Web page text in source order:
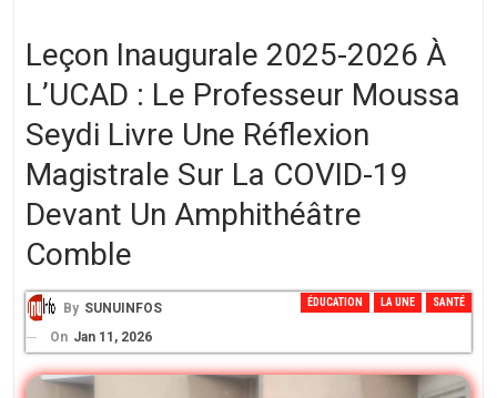
Leçon Inaugurale 2025-2026 À
L’UCAD : Le Professeur Moussa
Seydi Livre Une Réflexion
Magistrale Sur La COVID-19
Devant Un Amphithéâtre
Comble
ÉDUCATION LA UNE SANTÉ
By SUNUINFOS
On Jan 11, 2026